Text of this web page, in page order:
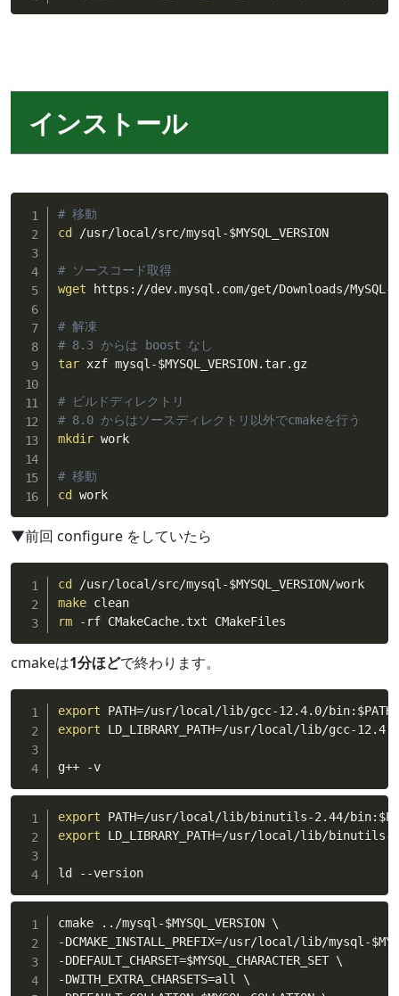
インストール
# 移動
cd
/usr/local/src/mysql-$MYSQL_VERSION
# ソースコード取得
wget https://dev.mysql.com/get/Downloads/
# 解凍
# 8.3 からは boost なし
tar xzf mysql-$MYSQL_VERSION.tar.gz
# ビルドディレクトリ
# 8.0 からはソースディレクトリ以外でcmakeを行う
mkdir work
# 移動
cd
work
▼前回 configure をしていたら
cd /usr/local/src/mysql-$MYSQL_VERSION
make
rm -rf CMakeCache.txt CMakeFiles
cmakeは1分ほどで終わります。
export PATH=/usr/local/lib/gcc-12.4.0/bin: $PATH
export LD_LIBRARY_PATH=/usr/local/lib/gcc-
g++ -v
export PATH=/usr/local/lib/binutils-2.44/bin:
export LD_LIBRARY_PATH=/usr/local/lib/binutils-
ld --version
cmake .. /mysql-$MYSQL_VERSION \
-DCMAKE_INSTALL_PREFIX=/usr/local/lib/mysql-
-DDEFAULT_CHARSET=$MYSQL_CHARACTER_SET \
-DWITH_EXTRA_CHARSETS=all \